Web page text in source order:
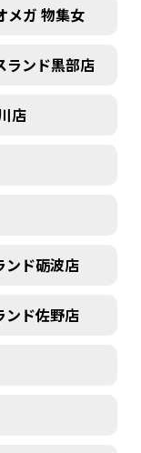
メガ 物集女
ランド黒部店
店
ンド砺波店
ンド佐野店